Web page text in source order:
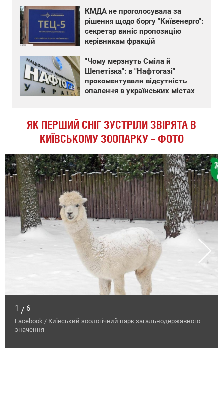
КМДА не проголосувала за
рішення щодо боргу "Київенерго":
секретар виніс пропозицію
керівникам фракцій
"Чому мерзнуть Сміла й
Шепетівка": в "Нафтогазі"
прокоментували відсутність
опалення в українських містах
ЯК ПЕРШИЙ СНІГ ЗУСТРІЛИ ЗВІРЯТА В
КИЇВСЬКОМУ ЗООПАРКУ – ФОТО
1 / 6
Facebook / Київський зоологічний парк загальнодержавного
значення